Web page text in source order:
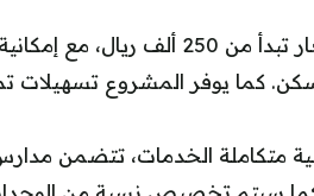
وأوضح الوزير أن المشروع يوفر وحدات سكنية بأسعار
كما يوفر المشروع تسهيلات
متكاملة الخدمات، تتضمن